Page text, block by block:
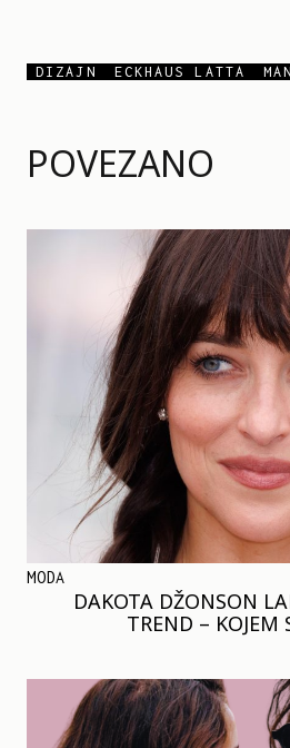
POVEZANO
MODA
DAKOTA DŽONSON
TREND – KOJEM
DIZAJN ECKHAUS LATTA